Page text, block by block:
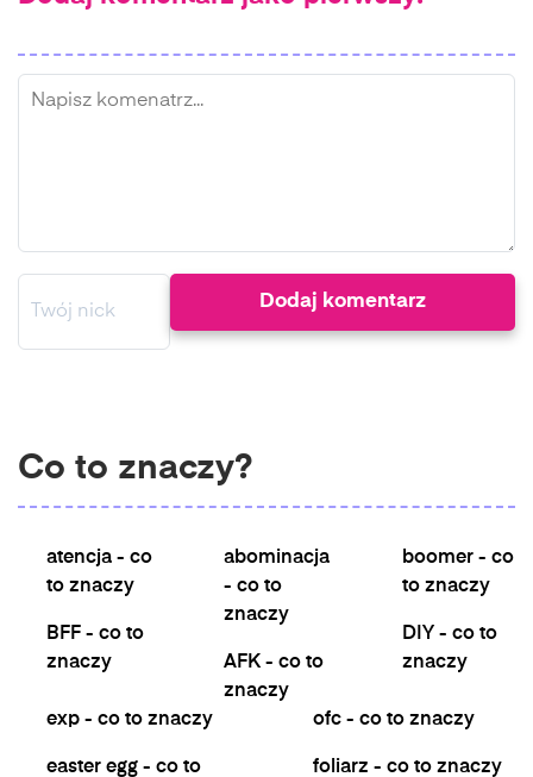
Co to znaczy?
atencja - co
to znaczy
BFF - co to
znaczy
abominacja
- co to
znaczy
AFK - co to
znaczy
boomer - co
to znaczy
DIY - co to
znaczy
exp - co to znaczy
easter egg - co to
ofc - co to znaczy
foliarz - co to znaczy